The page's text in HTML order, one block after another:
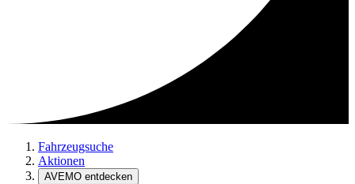
Fahrzeugsuche
Aktionen
AVEMO entdecken